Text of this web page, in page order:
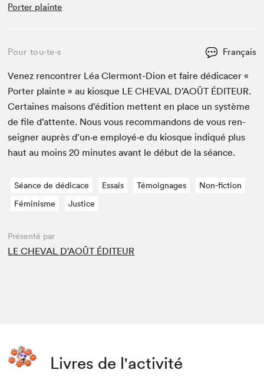
Porter plainte
Pour tou⋅te⋅s Français
Venez ren­con­tr­er Léa Cler­mont-Dion et faire dédi­cac­er «
Porter plainte » au kiosque LE CHEVAL D’AOÛT ÉDI­TEUR.
Cer­taines maisons d’édi­tion met­tent en place un sys­tème
de file d’at­tente. Nous vous recom­man­dons de vous ren­
seign­er auprès d’un·e employé·e du kiosque indiqué plus
haut au moins20 min­utes avant le début de la séance.
Séance de dédicace Essais Témoignages
Non-fiction
Féminisme
Justice
Présenté par
LE CHEVAL D'AOÛT ÉDITEUR
Livres de l'activité